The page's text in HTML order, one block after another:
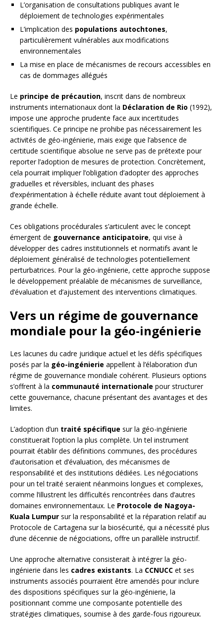
L’organisation de consultations publiques avant le
déploiement de technologies expérimentales
L’implication des populations autochtones,
particulièrement vulnérables aux modifications
environnementales
La mise en place de mécanismes de recours accessibles en
cas de dommages allégués
Le principe de précaution, inscrit dans de nombreux
instruments internationaux dont la Déclaration de Rio (1992),
impose une approche prudente face aux incertitudes
scientifiques. Ce principe ne prohibe pas nécessairement les
activités de géo-ingénierie, mais exige que l’absence de
certitude scientifique absolue ne serve pas de prétexte pour
reporter l’adoption de mesures de protection. Concrètement,
cela pourrait impliquer l’obligation d’adopter des approches
graduelles et réversibles, incluant des phases
d’expérimentation à échelle réduite avant tout déploiement à
grande échelle.
Ces obligations procédurales s’articulent avec le concept
émergent de gouvernance anticipatoire, qui vise à
développer des cadres institutionnels et normatifs avant le
déploiement généralisé de technologies potentiellement
perturbatrices. Pour la géo-ingénierie, cette approche suppose
le développement préalable de mécanismes de surveillance,
d’évaluation et d’ajustement des interventions climatiques.
Vers un régime de gouvernance
mondiale pour la géo-ingénierie
Les lacunes du cadre juridique actuel et les défis spécifiques
posés par la géo-ingénierie appellent à l’élaboration d’un
régime de gouvernance mondiale cohérent. Plusieurs options
s’offrent à la communauté internationale pour structurer
cette gouvernance, chacune présentant des avantages et des
limites.
L’adoption d’un traité spécifique sur la géo-ingénierie
constituerait l’option la plus complète. Un tel instrument
pourrait établir des définitions communes, des procédures
d’autorisation et d’évaluation, des mécanismes de
responsabilité et des institutions dédiées. Les négociations
pour un tel traité seraient néanmoins longues et complexes,
comme l’illustrent les difficultés rencontrées dans d’autres
domaines environnementaux. Le Protocole de Nagoya-
Kuala Lumpur sur la responsabilité et la réparation relatif au
Protocole de Cartagena sur la biosécurité, qui a nécessité plus
d’une décennie de négociations, offre un parallèle instructif.
Une approche alternative consisterait à intégrer la géo-
ingénierie dans les cadres existants. La CCNUCC et ses
instruments associés pourraient être amendés pour inclure
des dispositions spécifiques sur la géo-ingénierie, la
positionnant comme une composante potentielle des
stratégies climatiques, soumise à des garde-fous rigoureux.